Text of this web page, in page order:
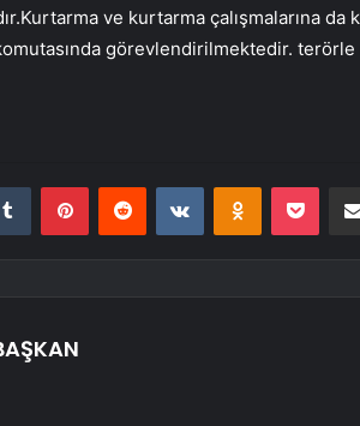
ve kurtarma çalışmalarına
görevlendirilmektedir.
Tumblr PinterestReddit VKontakteOdnoklassniki
Pocket